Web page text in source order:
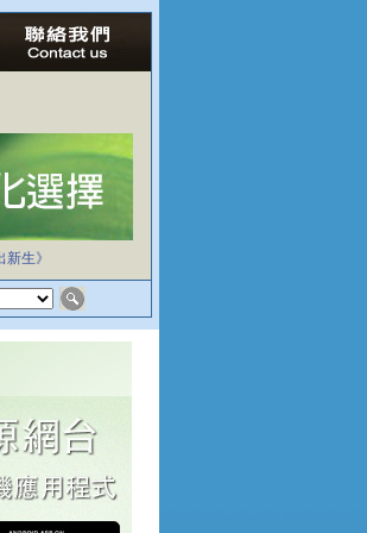
新生》